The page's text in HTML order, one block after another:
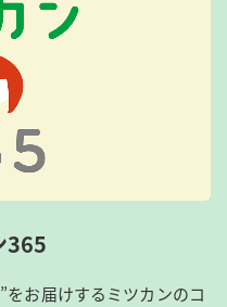
365
をお届けするミツカンのコ